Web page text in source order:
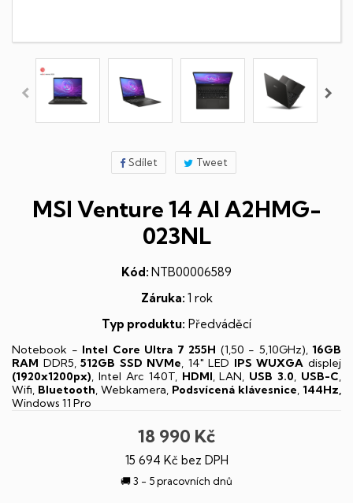
Sdílet Tweet
MSI Venture 14 AI A2HMG-
023NL
Kód: NTB00006589
Záruka: 1 rok
Typ produktu: Předváděcí
Notebook - Intel Core Ultra 7 255H (1,50 - 5,10GHz), 16GB
RAM DDR5,512GB SSD NVMe, 14" LED IPS WUXGA displej
(1920x1200px), Intel Arc 140T, HDMI, LAN, USB 3.0, USB-C,
Wifi, Bluetooth, Webkamera, Podsvícená klávesnice, 144Hz,
Windows 11 Pro
18 990 Kč
15 694 Kč bez DPH
🚚 3 - 5 pracovních dnů